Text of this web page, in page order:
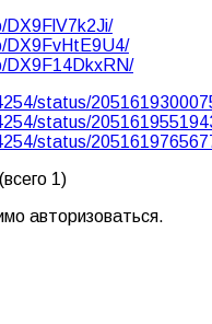
DX9FlV7k2Ji/
DX9FvHtE9U4/
DX9F14DkxRN/
status/
status/
status/
1)
авторизоваться.